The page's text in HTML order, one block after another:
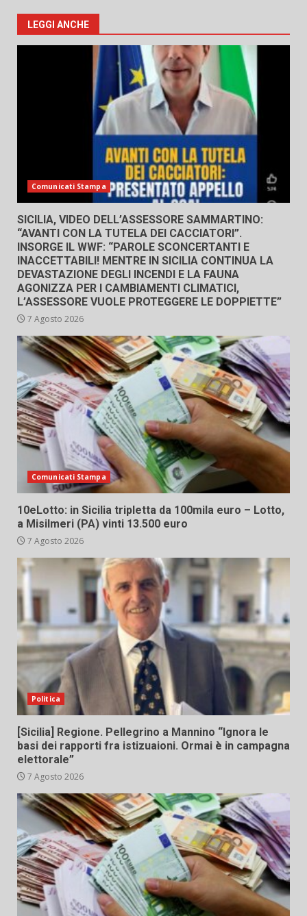
LEGGI ANCHE
Comunicati Stampa
SICILIA, VIDEO DELL’ASSESSORE SAMMARTINO:
“AVANTI CON LA TUTELA DEI CACCIATORI”.
INSORGE IL WWF: “PAROLE SCONCERTANTI E
INACCETTABILI! MENTRE IN SICILIA CONTINUA LA
DEVASTAZIONE DEGLI INCENDI E LA FAUNA
AGONIZZA PER I CAMBIAMENTI CLIMATICI,
L’ASSESSORE VUOLE PROTEGGERE LE DOPPIETTE”
7 Agosto 2026
Comunicati Stampa
10eLotto: in Sicilia tripletta da 100mila euro – Lotto,
a Misilmeri (PA) vinti 13.500 euro
7 Agosto 2026
Politica
[Sicilia] Regione. Pellegrino a Mannino “Ignora le
basi dei rapporti fra istizuaioni. Ormai è in campagna
elettorale”
7 Agosto 2026